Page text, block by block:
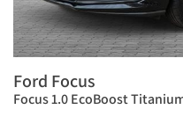
Ford Focus
Focus 1.0 EcoBoost